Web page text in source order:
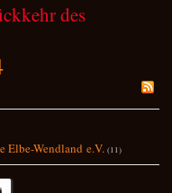
des
Autor! Erhältlich
Elbe-Wendland e.V. (11)